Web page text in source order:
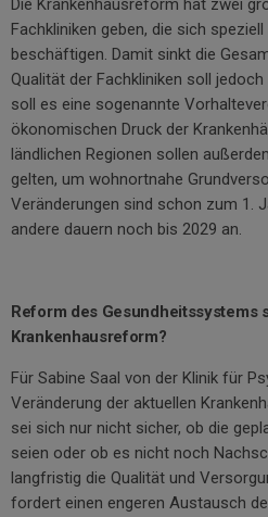
Die Krankenhausreform hat zwei
Fachkliniken geben, die sich
beschäftigen. Damit sinkt die
Qualität der Fachkliniken soll
soll es eine sogenannte
ökonomischen Druck der
ländlichen Regionen sollen
gelten, um wohnortnahe
Veränderungen sind schon zum 1.
andere dauern noch bis 2029 an.
Reform des Gesundheitssystems
Krankenhausreform?
Für Sabine Saal von der Klinik für
Veränderung der aktuellen
sei sich nur nicht sicher, ob die
seien oder ob es nicht noch
langfristig die Qualität und
fordert einen engeren Austausch